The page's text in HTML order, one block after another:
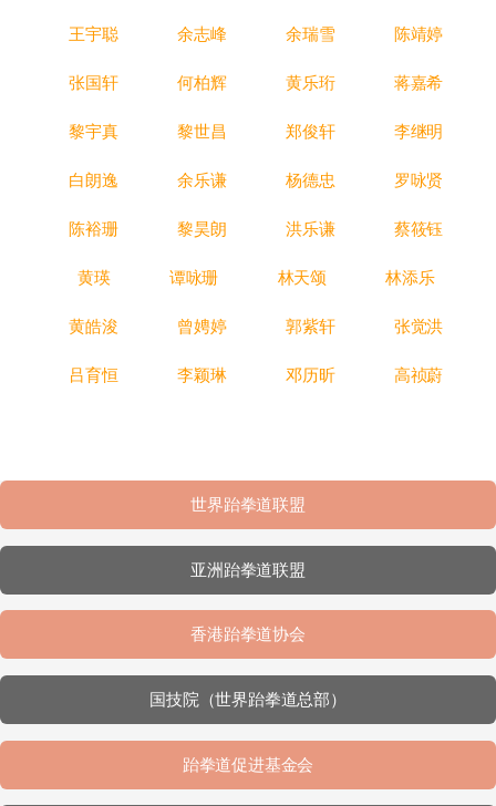
王宇聪 余志峰 余瑞雪 陈靖婷
张国轩 何柏辉 黄乐珩 蒋嘉希
黎宇真 黎世昌 郑俊轩 李继明
白朗逸 余乐谦 杨德忠 罗咏贤
陈裕珊 黎昊朗 洪乐谦 蔡筱钰
黄瑛 谭咏珊 林天颂 林添乐
黄皓浚 曾娉婷 郭紫轩 张觉洪
吕育恒 李颖琳 邓历昕 高祯蔚
世界跆拳道联盟
亚洲跆拳道联盟
香港跆拳道协会
国技院（世界跆拳道总部）
跆拳道促进基金会